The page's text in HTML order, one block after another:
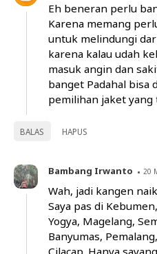
Eh beneran perlu
Karena memang
untuk melindungi
karena kalau udah
masuk angin dan
banget Padahal bisa
pemilihan jaket yang
BALAS HAPUS
Bambang Irwanto 20
Wah, jadi kangen
Saya pas di
Yogya, Magelang,
Banyumas,
Cilacap. Hanya